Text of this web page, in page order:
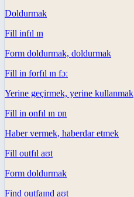
Doldurmak
Fill infɪl ɪn
Form doldurmak, doldurmak
Fill in forfɪl ɪn fɔː
Yerine geçirmek, yerine kullanmak
Fill in onfɪl ɪn ɒn
Haber vermek, haberdar etmek
Fill outfɪl aʊt
Form doldurmak
Find outfaɪnd aʊt